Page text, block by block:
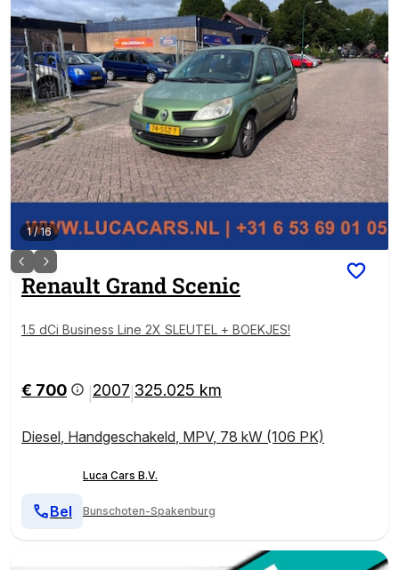
1/16
Renault Grand Scenic
1.5 dCi Business Line 2X SLEUTEL + BOEKJES!
€ 700 2007 325.025 km
Diesel, Handgeschakeld, MPV, 78 kW (106 PK)
Luca Cars B.V.
Bunschoten-Spakenburg
Bel